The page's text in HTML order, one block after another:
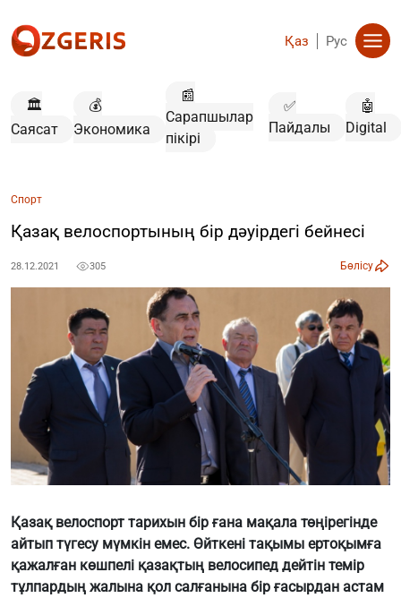
Қаз Рус
🏛️
Саясат
💰
Экономика
📰
Сарапшылар
пікірі
✅
Пайдалы
🤖
Digital
Спорт
Қазақ велоспортының бір дәуірдегі бейнесі
28.12.2021 305 Бөлісу
Қазақ велоспорт тарихын бір ғана мақала төңірегінде
айтып түгесу мүмкін емес. Өйткені тақымы ертоқымға
қажалған көшпелі қазақтың велосипед дейтін темір
тұлпардың жалына қол салғанына бір ғасырдан астам